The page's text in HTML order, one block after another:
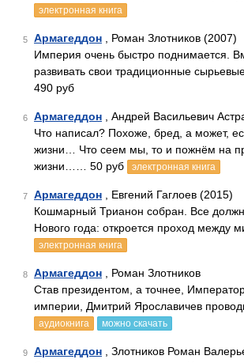
электронная книга
5 Армагеддон , Роман Злотников (2007)
Империя очень быстро поднимается.
развивать свои традиционные
490 руб
6 Армагеддон , Андрей Васильевич
Что написал? Похоже, бред, а может,
жизни… Что сеем мы, то и пожнём на
жизни…… 50 руб
электронная книга
7 Армагеддон , Евгений Гаглоев (2015)
Кошмарный Трианон собран. Все
Нового года: откроется проход между
электронная книга
8 Армагеддон , Роман Злотников
Став президентом, а точнее,
империи, Дмитрий Ярославичев
аудиокнига можно скачать
9 Армагеддон , Злотников Роман